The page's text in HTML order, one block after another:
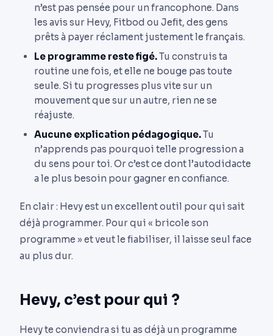
n’est pas pensée pour un francophone. Dans
les avis sur Hevy, Fitbod ou Jefit, des gens
prêts à payer réclament justement le français.
Le programme reste figé.Tu construis ta
routine une fois, et elle ne bouge pas toute
seule. Si tu progresses plus vite sur un
mouvement que sur un autre, rien ne se
réajuste.
Aucune explication pédagogique.Tu
n’apprends pas pourquoi telle progression a
du sens pour toi. Or c’est ce dont l’autodidacte
a le plus besoin pour gagner en confiance.
En clair : Hevy est un excellent outil pour qui sait
déjà programmer. Pour qui « bricole son
programme » et veut le fiabiliser, il laisse seul face
au plus dur.
Hevy, c’est pour qui ?
Hevy te conviendra si tu as déjà un programme